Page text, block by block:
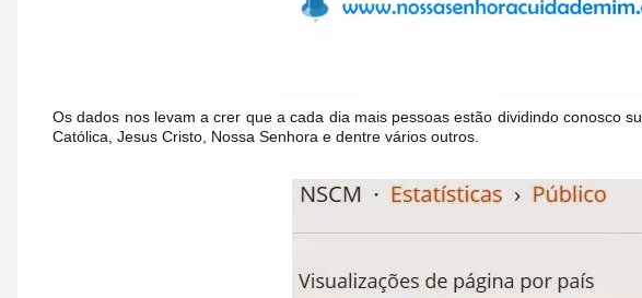
Os dados nos levam a crer que a cada dia mais pessoas estão dividindo conosco
Católica, Jesus Cristo, Nossa Senhora e dentre vários outros.